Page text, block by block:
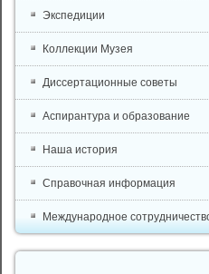
Экспедиции
Коллекции Музея
Диссертационные советы
Аспирантура и образование
Наша история
Справочная информация
Международное